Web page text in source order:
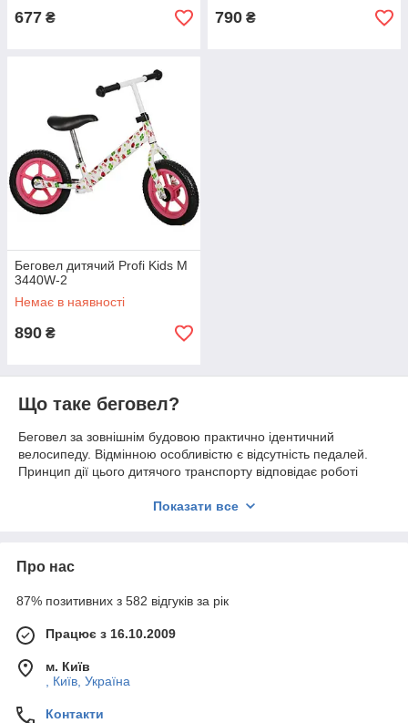
677 ₴ 790 ₴
Беговел дитячий Profi Kids M
3440W-2
Немає в наявності
890 ₴
Що таке беговел?
Беговел за зовнішнім будовою практично ідентичний
велосипеду. Відмінною особливістю є відсутність педалей.
Принцип дії цього дитячого транспорту відповідає роботі
малятко, відштовхуючись ногами від землі. Така різновид
велосипед. При цьому пересування на беговеле
супроводжується безпекою, ви можете не турбуватися з
зміцненню м'язів спини і ніг
виробленню правильної постави
З якого матеріалу виконаний беговел?
Дитячий транспорт виробляють з різного матеріалу:
Показати все
Про нас
87% позитивних з 582 відгуків за рік
Працює з 16.10.2009
м. Київ
, Київ, Україна
Контакти